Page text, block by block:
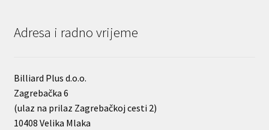
Adresa i radno vrijeme
Billiard Plus d.o.o.
Zagrebačka 6
(ulaz na prilaz Zagrebačkoj cesti 2)
10408 Velika Mlaka